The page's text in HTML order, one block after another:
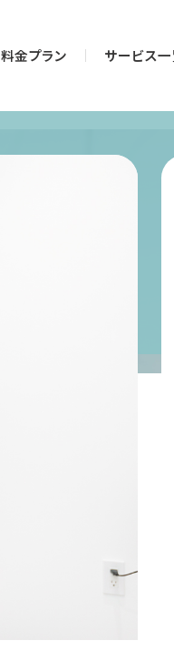
料金プラン サービス